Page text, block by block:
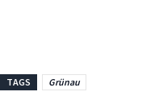
TAGS Grünau